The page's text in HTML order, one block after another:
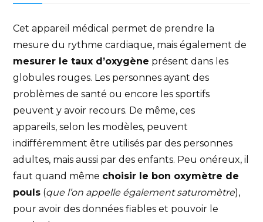
Cet appareil médical permet de prendre la
mesure du rythme cardiaque, mais également de
mesurer le taux d’oxygène présent dans les
globules rouges. Les personnes ayant des
problèmes de santé ou encore les sportifs
peuvent y avoir recours. De même, ces
appareils, selon les modèles, peuvent
indifféremment être utilisés par des personnes
adultes, mais aussi par des enfants. Peu onéreux, il
faut quand même choisir le bon oxymètre de
pouls (que l’on appelle également saturomètre),
pour avoir des données fiables et pouvoir le